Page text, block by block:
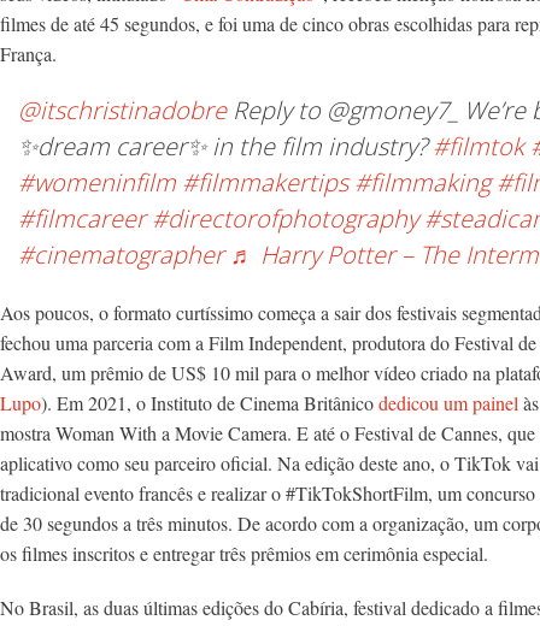
filmes de até 45 segundos, e foi uma de cinco obras escolhidas para
França.
@itschristinadobreReply to @gmoney7_
✨dream career✨ in the film industry?#filmtok
#womeninfilm #filmmakertips #filmmaking
#filmcareer #directorofphotography
#cinematographer ♬ Harry Potter – The
Aos poucos, o formato curtíssimo começa a sair dos festivais
fechou uma parceria com a Film Independent, produtora do Festival
Award, um prêmio de US$ 10 mil para o melhor vídeo criado na
Lupo). Em 2021, o Instituto de Cinema Britânicodedicou um painel
mostra Woman With a Movie Camera. E até o Festival de Cannes,
aplicativo como seu parceiro oficial. Na edição deste ano, o TikTok
tradicional evento francês e realizar o #TikTokShortFilm, um
de 30 segundos a três minutos. De acordo com a organização, um
os filmes inscritos e entregar três prêmios em cerimônia especial.
NoBrasil, as duas últimas edições do Cabíria, festival dedicado a